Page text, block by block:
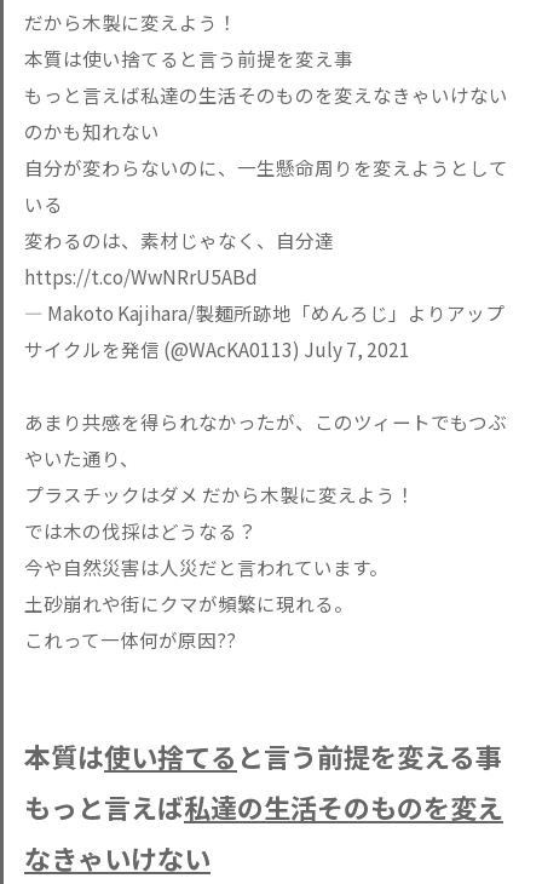
だから木製に変えよう！
本質は使い捨てると言う前提を変え事
もっと言えば私達の生活そのものを変えなきゃいけない
のかも知れない
自分が変わらないのに、一生懸命周りを変えようとして
いる
変わるのは、素材じゃなく、自分達
https://t.co/WwNRrU5ABd
— Makoto Kajihara/製麺所跡地「めんろじ」よりアップ
サイクルを発信 (@WAcKA0113) July 7, 2021
あまり共感を得られなかったが、このツィートでもつぶ
やいた通り、
プラスチックはダメ だから木製に変えよう！
では木の伐採はどうなる？
今や自然災害は人災だと言われています。
土砂崩れや街にクマが頻繁に現れる。
これって一体何が原因??
本質は使い捨てる と言う前提を変える事
もっと言えば私達の生活そのものを変え
なきゃいけない